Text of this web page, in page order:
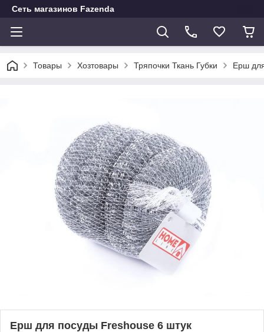
Сеть магазинов Fazenda
Товары Хозтовары Тряпочки Ткань Губки Ерш
Ерш для посуды Freshouse 6 штук